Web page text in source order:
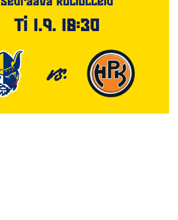
Ti 1.9. 18:30
VS.